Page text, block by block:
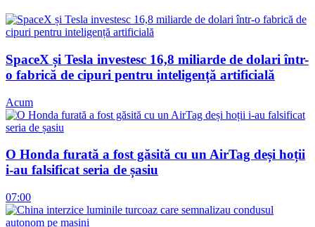
SpaceX și Tesla investesc 16,8 miliarde de dolari într-
o fabrică de cipuri pentru inteligență artificială
Acum
O Honda furată a fost găsită cu un AirTag deși hoții
i-au falsificat seria de șasiu
07:00